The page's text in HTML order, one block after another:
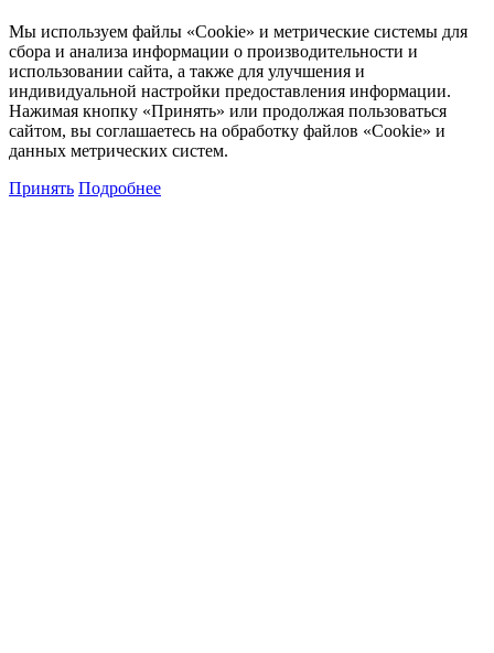
Мы используем файлы «Cookie» и метрические системы для
сбора и анализа информации о производительности и
использовании сайта, а также для улучшения и
индивидуальной настройки предоставления информации.
Нажимая кнопку «Принять» или продолжая пользоваться
сайтом, вы соглашаетесь на обработку файлов «Cookie» и
данных метрических систем.
Принять Подробнее